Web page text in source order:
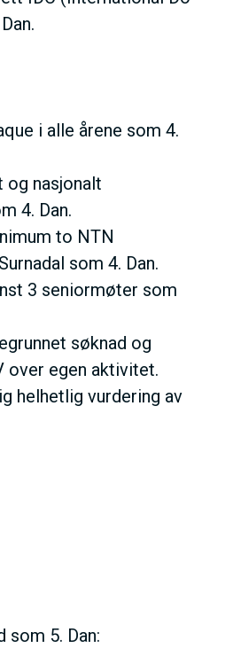
i alle årene som 4.
og nasjonalt
4. Dan.
to NTN
som 4. Dan.
3 seniormøter som
søknad og
over egen aktivitet.
helhetlig vurdering av
som 5. Dan: